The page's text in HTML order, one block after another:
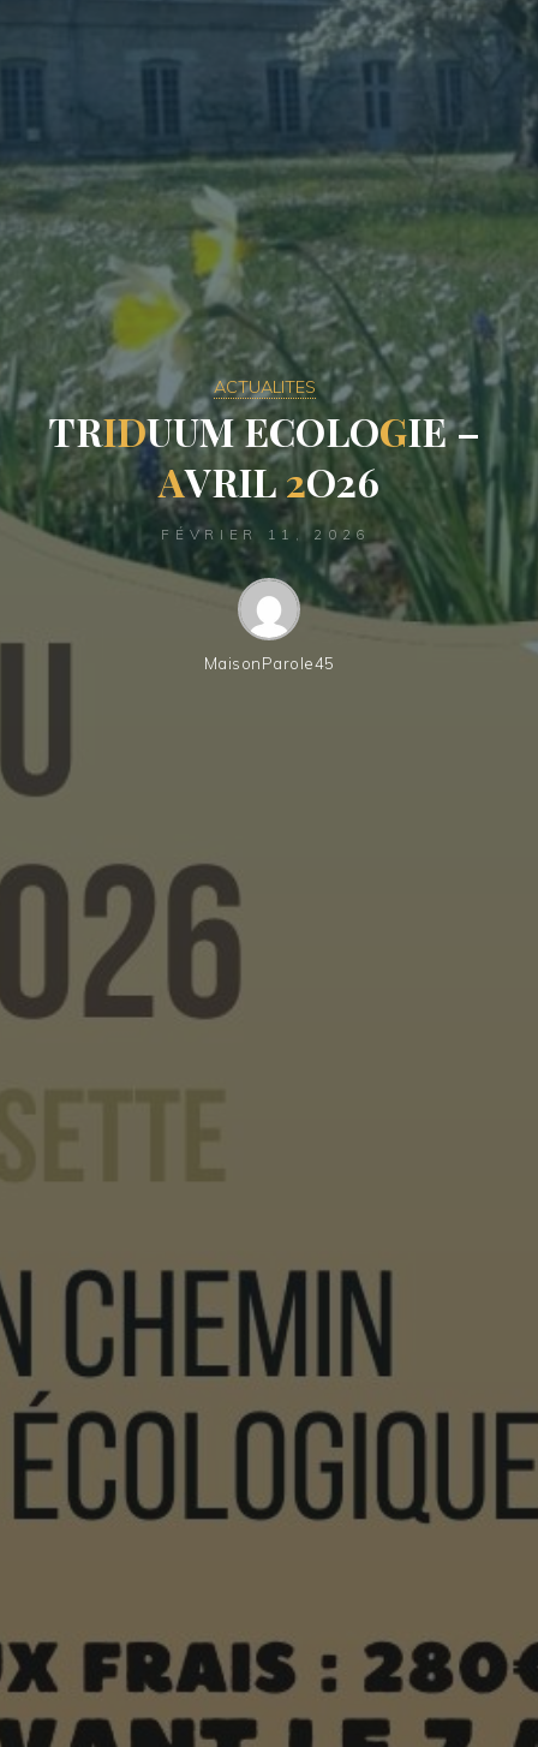
ACTUALITES
TRIDUUMECOLOGIE–
AVRIL2O26
FÉVRIER 11, 2026
MaisonParole45